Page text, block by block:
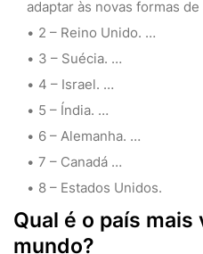
adaptar às novas formas
2 – Reino Unido. …
3 – Suécia. …
4 – Israel. …
5 – Índia. …
6 – Alemanha. …
7 – Canadá …
8 – Estados Unidos.
Qual é o país
mundo?